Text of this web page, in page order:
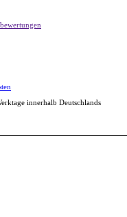
innerhalb Deutschlands